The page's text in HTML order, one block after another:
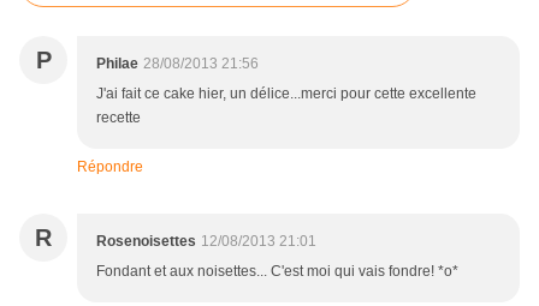
P Philae 28/08/2013 21:56
J'ai fait ce cake hier, un délice...merci pour cette excellente
recette
Répondre
R Rosenoisettes 12/08/2013 21:01
Fondant et aux noisettes... C'est moi qui vais fondre! *o*